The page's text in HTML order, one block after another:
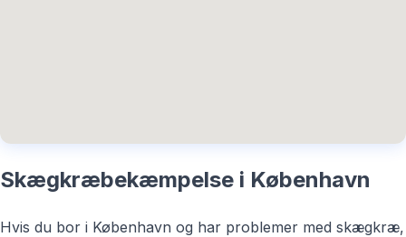
Skægkræbekæmpelse i København
Hvis du bor i København og har problemer med skægkræ,